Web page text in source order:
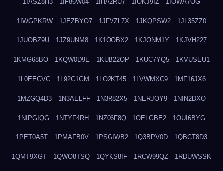
1IASZ8H3 1IF86W04 1IHA2RU7 1IOKJ9IZ 1IOWA7OG
1IWGPKRW 1JEZBYO7 1JFVZL7X 1JKQPSW2 1JL35ZZ0
1JUOBZ9U 1JZ9UNM8 1K1OOBX2 1KJONM1Y 1KJVH227
1KMG68BO 1KQW0D9E 1KUB22OP 1KUC7YQ5 1KVUSEU1
1L0EECVC 1L92C1GM 1LO2KT45 1LVWMXC9 1MF16JX6
1MZGQ4D3 1N3AELFF 1N3R82X5 1NERJOY9 1NIN2DXO
1NIPGIQG 1NTYF4RH 1NZ06F8Q 1OELGBE2 1OUI6BYG
1PET0A5T 1PMAFB0V 1PSGIWB2 1Q3BPV0D 1QBCT8D3
1QMT9XGT 1QWO8TSQ 1QYKS8IF 1RCW99QZ 1RDUWSSK